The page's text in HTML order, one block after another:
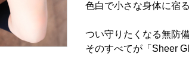
色白で小さな身体に宿
つい守りたくなる無防
そのすべてが「Sheer